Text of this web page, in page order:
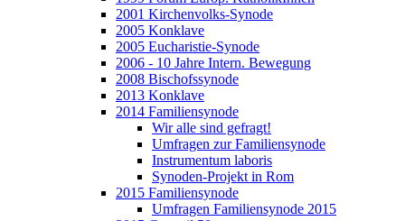
2001 Kirchenvolks-Synode
2005 Konklave
2005 Eucharistie-Synode
2006 - 10 Jahre Intern. Bewegung
2008 Bischofssynode
2013 Konklave
2014 Familiensynode
Wir alle sind gefragt!
Umfragen zur Familiensynode
Instrumentum laboris
Synoden-Projekt in Rom
2015 Familiensynode
Umfragen Familiensynode 2015